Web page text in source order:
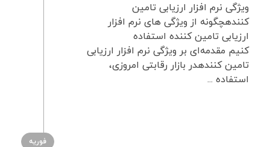
ویژگی نرم افزار ارزیابی تامین
کنندهچگونه از ویژگی های نرم افزار
ارزیابی تامین کننده استفاده
کنیم مقدمه‌ای بر ویژگی نرم افزار ارزیابی
تامین کنندهدر بازار رقابتی امروزی،
استفاده ...
فوریه